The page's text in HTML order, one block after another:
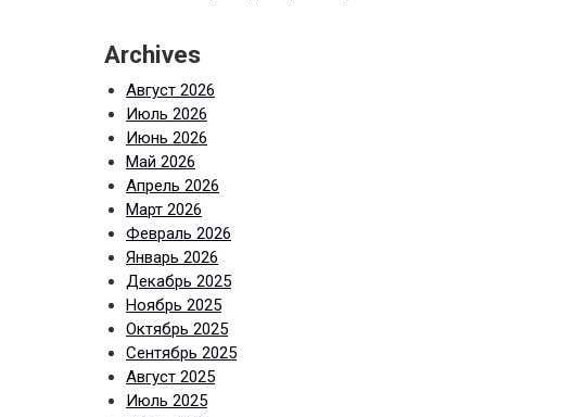
Archives
Август 2026
Июль 2026
Июнь 2026
Май 2026
Апрель 2026
Март 2026
Февраль 2026
Январь 2026
Декабрь 2025
Ноябрь 2025
Октябрь 2025
Сентябрь 2025
Август 2025
Июль 2025